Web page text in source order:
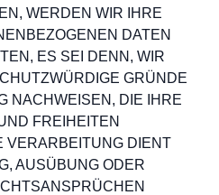
WERDEN WIR IHRE
DATEN
ES SEI DENN, WIR
GRÜNDE
NACHWEISEN, DIE IHRE
FREIHEITEN
VERARBEITUNG DIENT
AUSÜBUNG ODER